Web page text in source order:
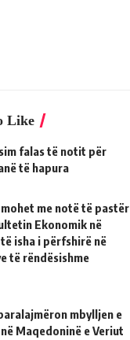
Like
falas të notit për
të hapura
me notë të pastër
Ekonomik në
isha i përfshirë në
të rëndësishme
mbylljen e
Maqedoninë e Veriut